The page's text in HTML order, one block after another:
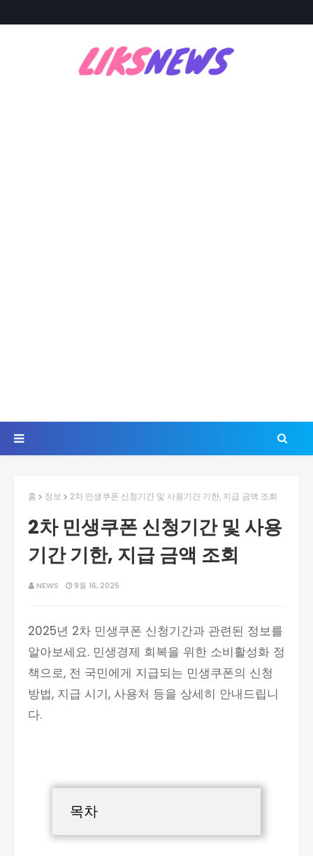
홈 정보 2차 민생쿠폰 신청기간 및 사용기간 기한, 지급 금액 조회
2차 민생쿠폰 신청기간 및 사용
기간 기한, 지급 금액 조회
NEWS 9월 16, 2025
2025년 2차 민생쿠폰 신청기간과 관련된 정보를
알아보세요. 민생경제 회복을 위한 소비활성화 정
책으로, 전 국민에게 지급되는 민생쿠폰의 신청
방법, 지급 시기, 사용처 등을 상세히 안내드립니
다.
목차